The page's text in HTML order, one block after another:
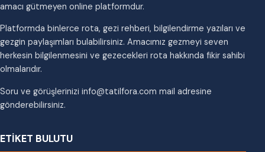
amacı gütmeyen online platformdur.
Platformda binlerce rota, gezi rehberi, bilgilendirme yazıları ve
gezgin paylaşımları bulabilirsiniz. Amacımız gezmeyi seven
herkesin bilgilenmesini ve gezecekleri rota hakkında fikir sahibi
olmalarıdır.
Soru ve görüşlerinizi info@tatilfora.com mail adresine
gönderebilirsiniz.
ETİKET BULUTU